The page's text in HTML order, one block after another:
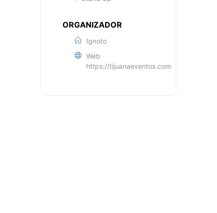
ORGANIZADOR
Ignoto
Web
https://tijuanaeventos.com